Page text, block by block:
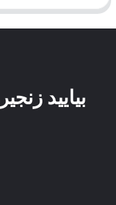
بیایید